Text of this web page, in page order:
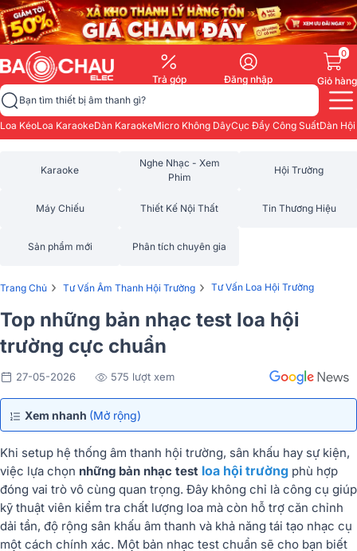
Trả góp Đăng nhập
0
Giỏ hàng
Bạn tìm thiết bị âm thanh gì?
Loa KéoLoa KaraokeDàn KaraokeMicro Không DâyCục Đẩy Công SuấtDàn
Karaoke
Nghe Nhạc - Xem
Phim
Hội Trường
Máy Chiếu Thiết Kế Nội Thất Tin Thương Hiệu
Sản phẩm mới Phân tích chuyên gia
Trang Chủ › Tư Vấn Âm Thanh Hội Trường › Tư Vấn Loa Hội Trường
Top những bản nhạc test loa hội
trường cực chuẩn
27-05-2026 575 lượt xem
Xem nhanh (Mở rộng)
Khi setup hệ thống âm thanh hội trường, sân khấu hay sự kiện,
việc lựa chọn những bản nhạc test loa hội trường phù hợp
đóng vai trò vô cùng quan trọng. Đây không chỉ là công cụ giúp
kỹ thuật viên kiểm tra chất lượng loa mà còn hỗ trợ căn chỉnh
dải tần, độ rộng sân khấu âm thanh và khả năng tái tạo nhạc cụ
một cách chính xác. Một bản nhạc test chuẩn sẽ cho bạn biết